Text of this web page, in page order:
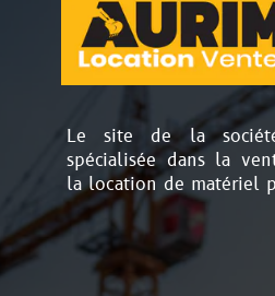
Le site de la
spécialisée dans la
la location de matériel